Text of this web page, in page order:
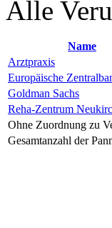
Alle
Name
Arztpraxis
Europäische
Goldman Sachs
Reha-Zentrum
Ohne Zuordnung zu
Gesamtanzahl der